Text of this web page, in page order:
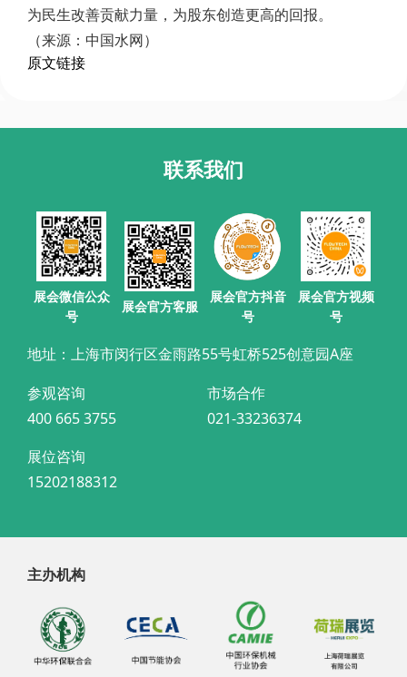
为民生改善贡献力量，为股东创造更高的回报。
（来源：中国水网）
原文链接
联系我们
展会微信公众
号
展会官方客服
展会官方抖音
号
展会官方视频
号
地址：上海市闵行区金雨路55号虹桥525创意园A座
参观咨询
400 665 3755
市场合作
021-33236374
展位咨询
15202188312
主办机构